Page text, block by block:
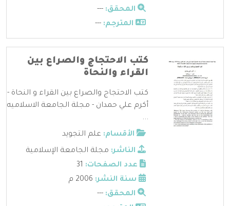
المحقق: ---
المترجم: ---
كتب الاحتجاج والصراع بين
القراء والنحاة
كتب الاحتجاج والصراع بين القراء و النحاة -
أكرم علي حمدان - مجلة الجامعة الاسلاميه
...
الأقسام: علم التجويد
الناشر: مجلة الجامعة الإسلامية
عدد الصفحات:
سنة النشر:
المحقق: ---